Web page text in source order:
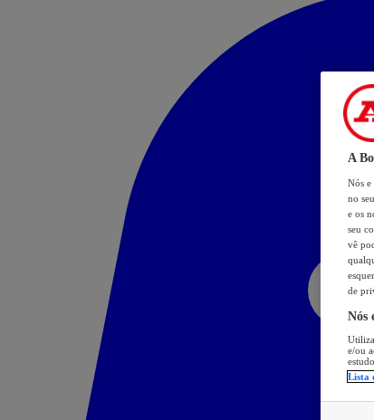
A
Nós e
no
e os
seu
vê
de
Nós
e/ou
Lista